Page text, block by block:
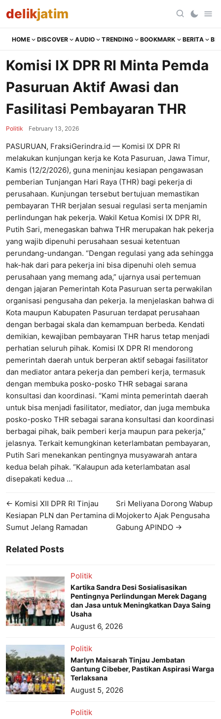
delikjatim
HOME DISCOVER AUDIO TRENDING BOOKMARK BERITA
Komisi IX DPR RI Minta Pemda
Pasuruan Aktif Awasi dan
Fasilitasi Pembayaran THR
Politik February 13, 2026
PASURUAN, FraksiGerindra.id — Komisi IX DPR RI
melakukan kunjungan kerja ke Kota Pasuruan, Jawa Timur,
Kamis (12/2/2026), guna meninjau kesiapan pengawasan
pemberian Tunjangan Hari Raya (THR) bagi pekerja di
perusahaan. Kunjungan tersebut bertujuan memastikan
pembayaran THR berjalan sesuai regulasi serta menjamin
perlindungan hak pekerja. Wakil Ketua Komisi IX DPR RI,
Putih Sari, menegaskan bahwa THR merupakan hak pekerja
yang wajib dipenuhi perusahaan sesuai ketentuan
perundang-undangan. “Dengan regulasi yang ada sehingga
hak-hak dari para pekerja ini bisa dipenuhi oleh semua
perusahaan yang memang ada,” ujarnya usai pertemuan
dengan jajaran Pemerintah Kota Pasuruan serta perwakilan
organisasi pengusaha dan pekerja. Ia menjelaskan bahwa di
Kota maupun Kabupaten Pasuruan terdapat perusahaan
dengan berbagai skala dan kemampuan berbeda. Kendati
demikian, kewajiban pembayaran THR harus tetap menjadi
perhatian seluruh pihak. Komisi IX DPR RI mendorong
pemerintah daerah untuk berperan aktif sebagai fasilitator
dan mediator antara pekerja dan pemberi kerja, termasuk
dengan membuka posko-posko THR sebagai sarana
konsultasi dan koordinasi. “Kami minta pemerintah daerah
untuk bisa menjadi fasilitator, mediator, dan juga membuka
posko-posko THR sebagai sarana konsultasi dan koordinasi
berbagai pihak, baik pemberi kerja maupun para pekerja,”
jelasnya. Terkait kemungkinan keterlambatan pembayaran,
Putih Sari menekankan pentingnya musyawarah antara
kedua belah pihak. “Kalaupun ada keterlambatan asal
disepakati kedua …
← Komisi XII DPR RI Tinjau
Kesiapan PLN dan Pertamina di
Sumut Jelang Ramadan
Sri Meliyana Dorong Wabup
Mojokerto Ajak Pengusaha
Gabung APINDO →
Related Posts
Politik
Kartika Sandra Desi Sosialisasikan
Pentingnya Perlindungan Merek Dagang
dan Jasa untuk Meningkatkan Daya Saing
Usaha
August 6, 2026
Politik
Marlyn Maisarah Tinjau Jembatan
Gantung Cibeber, Pastikan Aspirasi Warga
Terlaksana
August 5, 2026
Politik